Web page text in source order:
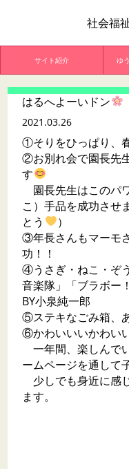
社会福
サイト紹介 ゆ
はるへよーいドン
2021.03.26
①そりをひっぱり、
②お別れ会で園長先
す
園長先生はこのパ
こ）手品を成功させ
とう
）
③年長さんもマーモ
功！！
④うさぎ・ねこ・ぞ
音楽隊」「ブラボー
BY小泉純一郎
⑤ステキなごみ箱、
⑥かわいいいかわい
一年間、楽しんで
ームページを通して
少しでも身近に感
ます。